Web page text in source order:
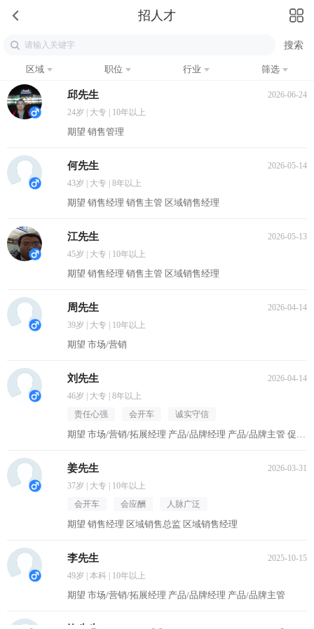
招人才
区域 职位 行业 筛选
邱先生
2026-06-24
24岁 | 大专 | 10年以上
期望 销售管理
何先生
2026-05-14
43岁 | 大专 | 8年以上
期望 销售经理 销售主管 区域销售经理
江先生
2026-05-13
45岁 | 大专 | 10年以上
期望 销售经理 销售主管 区域销售经理
周先生
2026-04-14
39岁 | 大专 | 10年以上
期望 市场/营销
刘先生
2026-04-14
46岁 | 大专 | 8年以上
责任心强
会开车 诚实守信
期望 市场/营销/拓展经理 产品/品牌经理 产品/品牌主管 促销主管/督导 区域销售经理
姜先生
2026-03-31
37岁 | 大专 | 10年以上
会开车
会应酬 人脉广泛
期望 销售经理 区域销售总监 区域销售经理
李先生
2025-10-15
49岁 | 本科 | 10年以上
期望 市场/营销/拓展经理 产品/品牌经理 产品/品牌主管